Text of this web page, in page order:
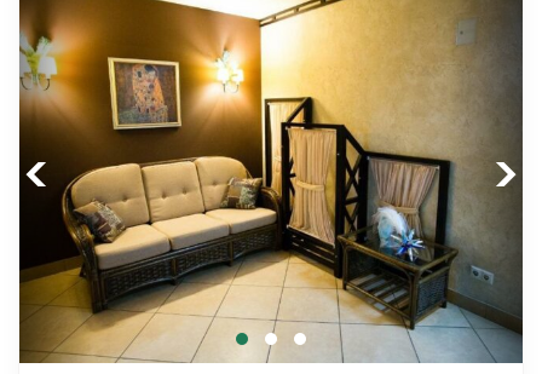
Previous Next